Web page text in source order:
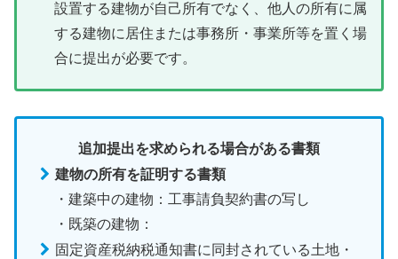
設置する建物が自己所有でなく、他人の所有に属
する建物に居住または事務所・事業所等を置く場
合に提出が必要です。
追加提出を求められる場合がある書類
建物の所有を証明する書類
・建築中の建物：工事請負契約書の写し
・既築の建物：
固定資産税納税通知書に同封されている土地・